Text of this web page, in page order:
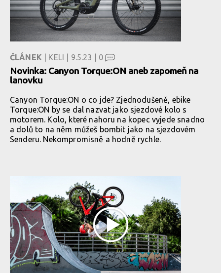
ČLÁNEK | KELI | 9.5.23 | 0
Novinka: Canyon Torque:ON aneb zapomeň na
lanovku
Canyon Torque:ON o co jde? Zjednodušeně, ebike
Torque:ON by se dal nazvat jako sjezdové kolo s
motorem. Kolo, které nahoru na kopec vyjede snadno
a dolů to na něm můžeš bombit jako na sjezdovém
Senderu. Nekompromisně a hodně rychle.